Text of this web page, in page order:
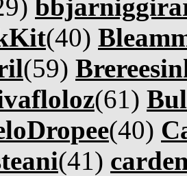
(40)
(59)
(61)
(40)
(41)